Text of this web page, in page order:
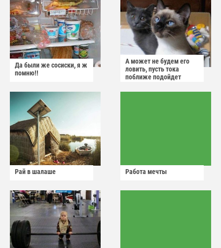
Да были же сосиски, я ж
помню!!
А может не будем его
ловить, пусть тока
поближе подойдет
Рай в шалаше Работа мечты